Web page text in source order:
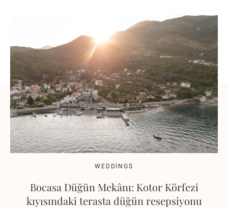
WEDDINGS
Bocasa Düğün Mekânı: Kotor Körfezi
kıyısındaki terasta düğün resepsiyonu